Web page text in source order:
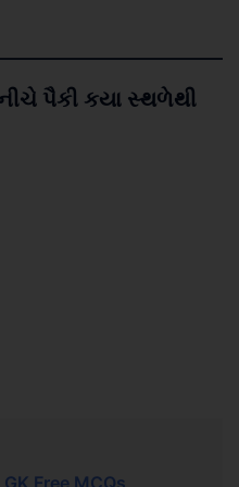
પૈકી કયા સ્થળેથી
Free MCQs